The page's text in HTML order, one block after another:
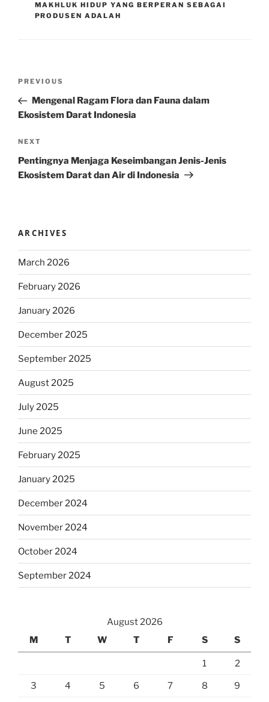
MAKHLUK HIDUP YANG BERPERAN SEBAGAI
PRODUSEN ADALAH
Previous
Post
PREVIOUS
Mengenal Ragam Flora dan Fauna dalam
Ekosistem Darat Indonesia
Next
Post
NEXT
Pentingnya Menjaga Keseimbangan Jenis-Jenis
Ekosistem Darat dan Air di Indonesia
ARCHIVES
March 2026
February 2026
January 2026
December 2025
September 2025
August 2025
July 2025
June 2025
February 2025
January 2025
December 2024
November 2024
October 2024
September 2024
August 2026
M
T W T F S S
1 2
3 4 5 6 7 8 9